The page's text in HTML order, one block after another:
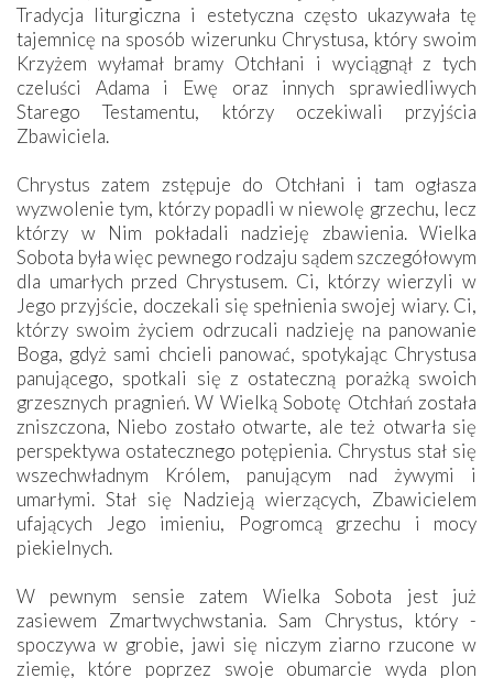
Tradycja liturgiczna i estetyczna często ukazywała tę
tajemnicę na sposób wizerunku Chrystusa, który swoim
Krzyżem wyłamał bramy Otchłani i wyciągnął z tych
czeluści Adama i Ewę oraz innych sprawiedliwych
Starego Testamentu, którzy oczekiwali przyjścia
Zbawiciela.
Chrystus zatem zstępuje do Otchłani i tam ogłasza
wyzwolenie tym, którzy popadli w niewolę grzechu, lecz
którzy w Nim pokładali nadzieję zbawienia. Wielka
Sobota była więc pewnego rodzaju sądem szczegółowym
dla umarłych przed Chrystusem. Ci, którzy wierzyli w
Jego przyjście, doczekali się spełnienia swojej wiary. Ci,
którzy swoim życiem odrzucali nadzieję na panowanie
Boga, gdyż sami chcieli panować, spotykając Chrystusa
panującego, spotkali się z ostateczną porażką swoich
grzesznych pragnień. W Wielką Sobotę Otchłań została
zniszczona, Niebo zostało otwarte, ale też otwarła się
perspektywa ostatecznego potępienia. Chrystus stał się
wszechwładnym Królem, panującym nad żywymi i
umarłymi. Stał się Nadzieją wierzących, Zbawicielem
ufających Jego imieniu, Pogromcą grzechu i mocy
piekielnych.
W pewnym sensie zatem Wielka Sobota jest już
zasiewem Zmartwychwstania. Sam Chrystus, który ­
spoczywa w grobie, jawi się niczym ziarno rzucone w
ziemię, które poprzez swoje obumarcie wyda plon